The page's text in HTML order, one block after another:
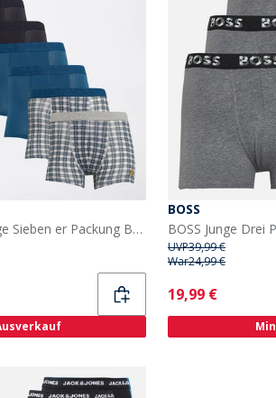
Brave Soul Junge Sieben er Packung Boxershorts Marineblau / Türkis / Gedrucktes Karomuster
BOSS
BOSS Junge Drei
UVP39,99 €
War24,99 €
Current
19,99 €